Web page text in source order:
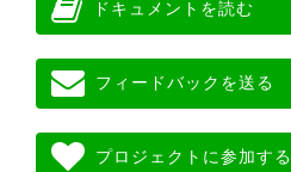
ドキュメントを読む
フィードバックを送る
プロジェクトに参加する